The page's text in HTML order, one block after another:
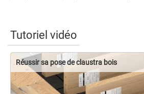
Tutoriel vidéo
Réussir sa pose de claustra bois